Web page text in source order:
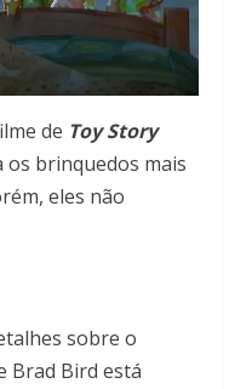
de Toy Story
brinquedos mais
eles não
sobre o
Brad Bird está